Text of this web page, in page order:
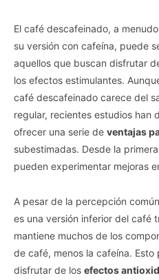
El café descafeinado, a
su versión con cafeína, puede
aquellos que buscan disfrutar
los efectos estimulantes.
café descafeinado carece del
regular, recientes estudios han
ofrecer una serie de ventajas
subestimadas. Desde la
pueden experimentar mejoras
A pesar de la percepción
es una versión inferior del café
mantiene muchos de los
de café, menos la cafeína.
disfrutar de los efectos